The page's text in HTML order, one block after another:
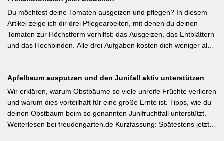
Besonders wertvoll: Häufige Fehler wie zu dicke Schichten oder
die Verwendung von frischem Rasenschnitt als alleiniges Material
werden klar benannt. [Thema-Tag: #Bodenpflege #Mulchen
#BiologischerGartenbau]
Du möchtest deine Tomaten ausgeizen und pflegen? In diesem
Artikel zeige ich dir drei Pflegearbeiten, mit denen du deinen
Tomaten zur Höchstform verhilfst: das Ausgeizen, das Entblättern
und das Hochbinden. Alle drei Aufgaben kosten dich weniger als
Tomatenkrankheit Braunfäule vorbeugst. Weiterlesen bei
Wurzelwerk – Gartenwissen von Profis Kurzfassung: Ein bildreich
illustrierter Praxis-Leitfaden: Das Ausgeizen beginnt direkt nach
dem Auspflanzen und sollte wöchentlich wiederholt werden.
Geiztriebe morgens entfernen, damit Wunden rasch abtrocknen.
Apfelbaum ausputzen und den Junifall aktiv unterstützen
Wir erklären, warum Obstbäume so viele unreife Früchte verlieren
und warum dies vorteilhaft für eine große Ernte ist. Tipps, wie du
deinen Obstbaum beim so genannten Junifruchtfall unterstützt.
Weiterlesen bei freudengarten.de Kurzfassung: Spätestens jetzt –